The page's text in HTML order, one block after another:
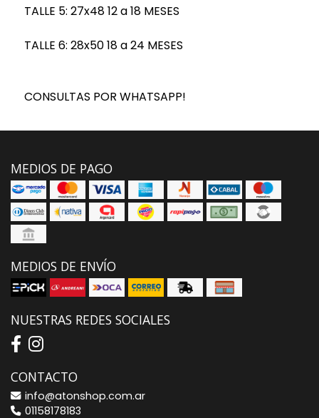
TALLE 5: 27x48 12 a 18 MESES
TALLE 6: 28x50 18 a 24 MESES
CONSULTAS POR WHATSAPP!
MEDIOS DE PAGO
MEDIOS DE ENVÍO
NUESTRAS REDES SOCIALES
CONTACTO
info@atonshop.com.ar
01158178183